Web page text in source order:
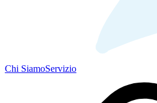
Chi SiamoServizio